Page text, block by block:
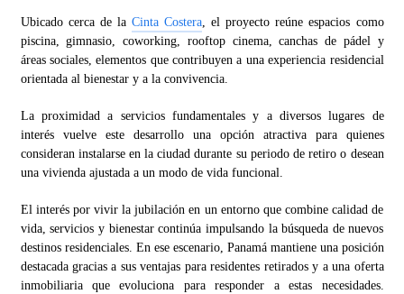
Ubicado cerca de la Cinta Costera, el proyecto reúne espacios como
piscina, gimnasio, coworking, rooftop cinema, canchas de pádel y
áreas sociales, elementos que contribuyen a una experiencia residencial
orientada al bienestar y a la convivencia.
La proximidad a servicios fundamentales y a diversos lugares de
interés vuelve este desarrollo una opción atractiva para quienes
consideran instalarse en la ciudad durante su periodo de retiro o desean
una vivienda ajustada a un modo de vida funcional.
El interés por vivir la jubilación en un entorno que combine calidad de
vida, servicios y bienestar continúa impulsando la búsqueda de nuevos
destinos residenciales. En ese escenario, Panamá mantiene una posición
destacada gracias a sus ventajas para residentes retirados y a una oferta
inmobiliaria que evoluciona para responder a estas necesidades.